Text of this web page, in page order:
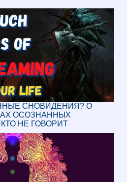
СНОВИДЕНИЯ? О
ОСОЗНАННЫХ
НЕ ГОВОРИТ